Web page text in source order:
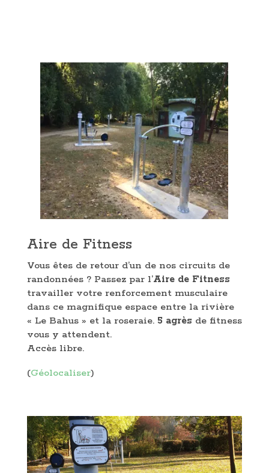
Aire de Fitness
Vous êtes de retour d’un de nos circuits de
randonnées ? Passez par l’Aire de Fitness
travailler votre renforcement musculaire
dans ce magnifique espace entre la rivière
« Le Bahus » et la roseraie. 5 agrès de fitness
vous y attendent.
Accès libre.
(Géolocaliser)